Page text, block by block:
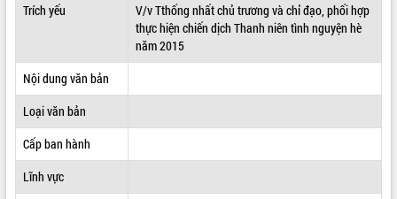
VĂN BẢN HĐND TỈNH
QUY HOẠCH - KẾ HOẠCH
Trích yếu
V/v Tthống nhất chủ trương và chỉ đạo, phối hợp
thực hiện chiến dịch Thanh niên tình nguyện hè
năm 2015
Nội dung văn bản
Loại văn bản
Cấp ban hành
Lĩnh vực